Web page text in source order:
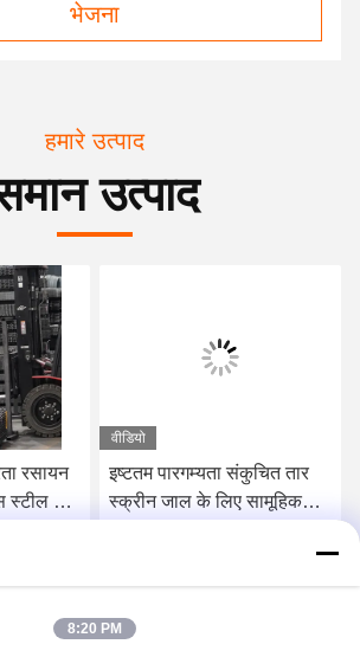
भेजना
हमारे उत्पाद
उत्पाद
रसायन
बुना
पाएं
वीडियो
इष्टतम पारगम्यता संकुचित तार
स्क्रीन जाल के लिए सामूहिक
8:20 PM